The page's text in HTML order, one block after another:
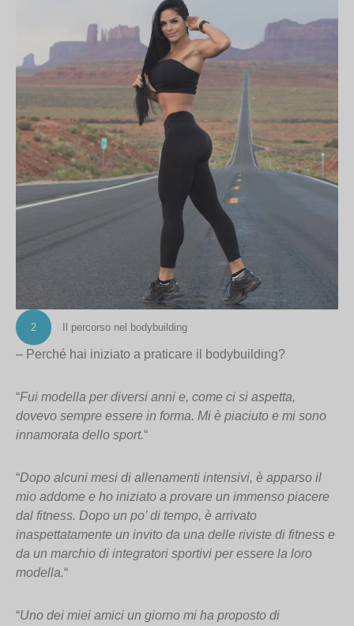
2 Il percorso nel bodybuilding
– Perché hai iniziato a praticare il bodybuilding?
“Fui modella per diversi anni e, come ci si aspetta,
dovevo sempre essere in forma. Mi è piaciuto e mi sono
innamorata dello sport.“
“Dopo alcuni mesi di allenamenti intensivi, è apparso il
mio addome e ho iniziato a provare un immenso piacere
dal fitness. Dopo un po’ di tempo, è arrivato
inaspettatamente un invito da una delle riviste di fitness e
da un marchio di integratori sportivi per essere la loro
modella.“
“Uno dei miei amici un giorno mi ha proposto di